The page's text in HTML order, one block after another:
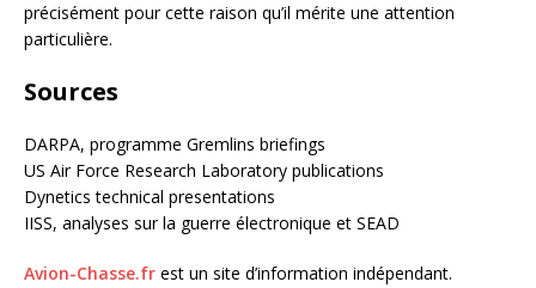
précisément pour cette raison qu’il mérite une attention
particulière.
Sources
DARPA, programme Gremlins briefings
US Air Force Research Laboratory publications
Dynetics technical presentations
IISS, analyses sur la guerre électronique et SEAD
Avion-Chasse.fr est un site d’information indépendant.